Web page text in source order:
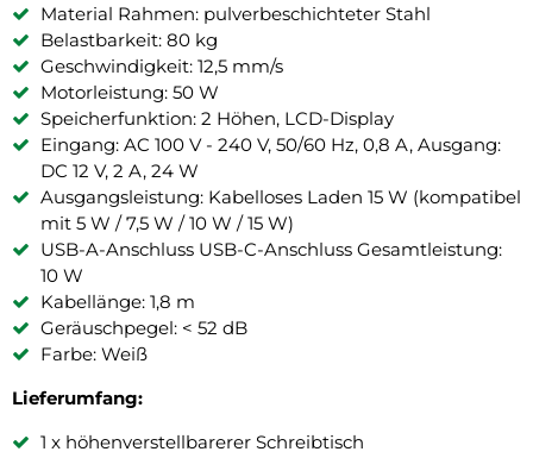
Material Rahmen: pulverbeschichteter Stahl
Belastbarkeit: 80 kg
Geschwindigkeit: 12,5 mm/s
Motorleistung: 50 W
Speicherfunktion: 2 Höhen, LCD-Display
Eingang: AC 100 V - 240 V, 50/60 Hz, 0,8 A, Ausgang:
DC 12 V, 2 A, 24 W
Ausgangsleistung: Kabelloses Laden 15 W (kompatibel
mit 5 W / 7,5 W / 10 W / 15 W)
USB-A-Anschluss USB-C-Anschluss Gesamtleistung:
10 W
Kabellänge: 1,8 m
Geräuschpegel: < 52 dB
Farbe: Weiß
Lieferumfang:
1 x höhenverstellbarerer Schreibtisch